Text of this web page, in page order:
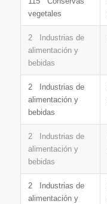
vegetales
2 Industrias de
alimentación y
bebidas
2 Industrias de
alimentación y
bebidas
2 Industrias de
alimentación y
bebidas
2 Industrias de
alimentación y